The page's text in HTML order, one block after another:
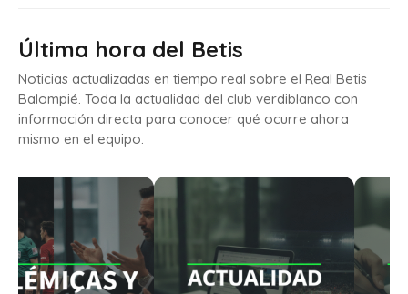
Última hora del Betis
Noticias actualizadas en tiempo real sobre el Real Betis
Balompié. Toda la actualidad del club verdiblanco con
información directa para conocer qué ocurre ahora
mismo en el equipo.